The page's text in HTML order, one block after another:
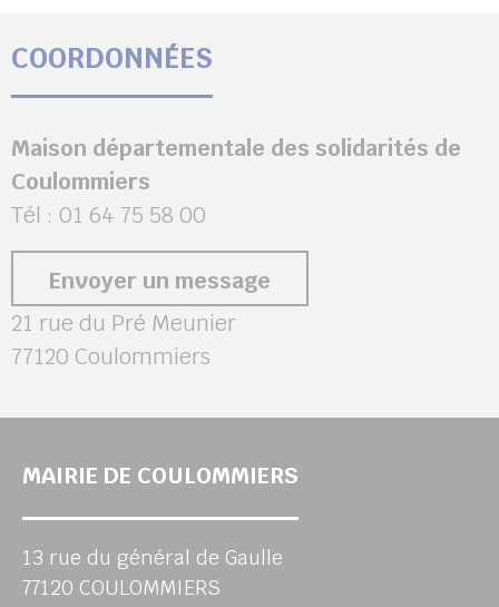
COORDONNÉES
Maison départementale des solidarités de
Coulommiers
Tél : 01 64 75 58 00
Envoyer un message
21 rue du Pré Meunier
77120 Coulommiers
MAIRIE DE COULOMMIERS
13 rue du général de Gaulle
77120 COULOMMIERS